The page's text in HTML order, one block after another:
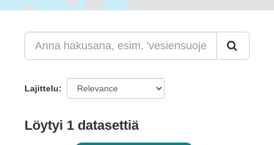
Lajittelu
Löytyi 1 datasettiä